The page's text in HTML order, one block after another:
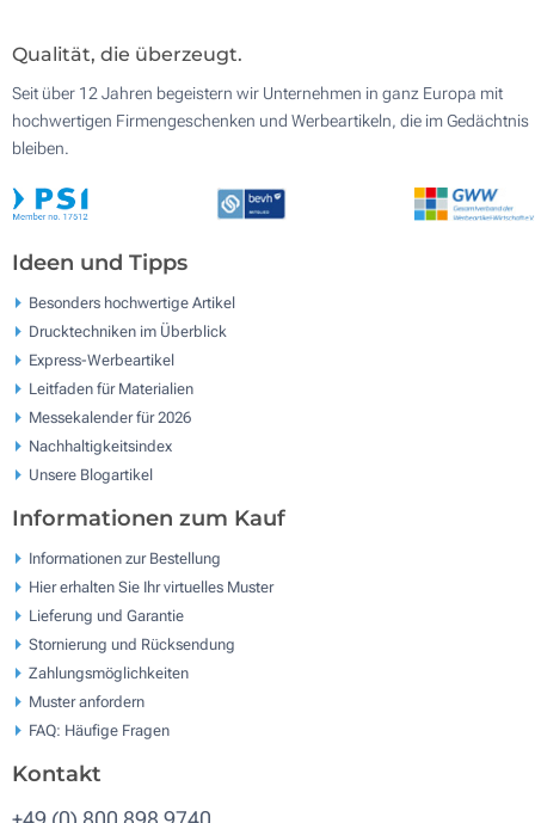
Qualität, die überzeugt.
Seit über 12 Jahren begeistern wir Unternehmen in ganz Europa mit
hochwertigen Firmengeschenken und Werbeartikeln, die im Gedächtnis
bleiben.
Ideen und Tipps
Besonders hochwertige Artikel
Drucktechniken im Überblick
Express-Werbeartikel
Leitfaden für Materialien
Messekalender für 2026
Nachhaltigkeitsindex
Unsere Blogartikel
Informationen zum Kauf
Informationen zur Bestellung
Hier erhalten Sie Ihr virtuelles Muster
Lieferung und Garantie
Stornierung und Rücksendung
Zahlungsmöglichkeiten
Muster anfordern
FAQ: Häufige Fragen
Kontakt